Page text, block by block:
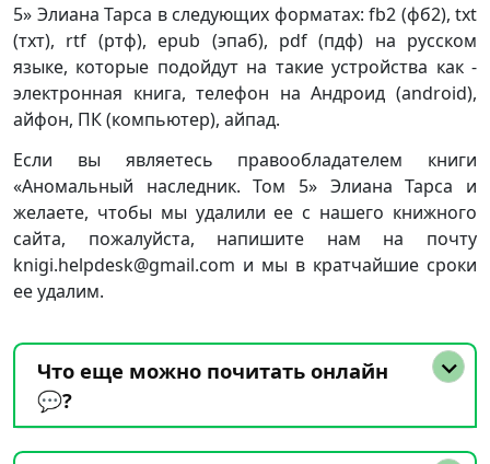
5» Элиана Тарса в следующих форматах: fb2 (фб2), txt
(тхт), rtf (ртф), epub (эпаб), pdf (пдф) на русском
языке, которые подойдут на такие устройства как -
электронная книга, телефон на Андроид (android),
айфон, ПК (компьютер), айпад.
Если вы являетесь правообладателем книги
«Аномальный наследник. Том 5» Элиана Тарса и
желаете, чтобы мы удалили ее с нашего книжного
сайта, пожалуйста, напишите нам на почту
knigi.helpdesk@gmail.com и мы в кратчайшие сроки
ее удалим.
Что еще можно почитать онлайн
💬?